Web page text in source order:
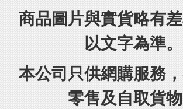
商品圖片與實貨略有
以文字為準。
本公司只供網購服務
零售及自取貨物